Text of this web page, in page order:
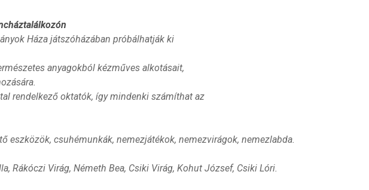
Háza játszóházában próbálhatják ki
anyagokból kézműves alkotásait,
rendelkező oktatók, így mindenki számíthat az
eszközök, csuhémunkák, nemezjátékok, nemezvirágok, nemezlabda.
Rákóczi Virág, Németh Bea, Csiki Virág, Kohut József, Csiki Lóri.